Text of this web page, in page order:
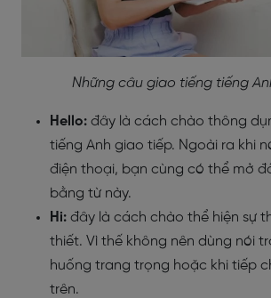
Những câu giao tiếng tiếng
Hello: đây là cách chào thông
tiếng Anh giao tiếp. Ngoài ra khi
điện thoại, bạn cùng có thể mở
bằng từ này.
Hi: đây là cách chào thể hiện sự
thiết. Vì thế không nên dùng nói
huống trang trọng hoặc khi tiếp
trên.